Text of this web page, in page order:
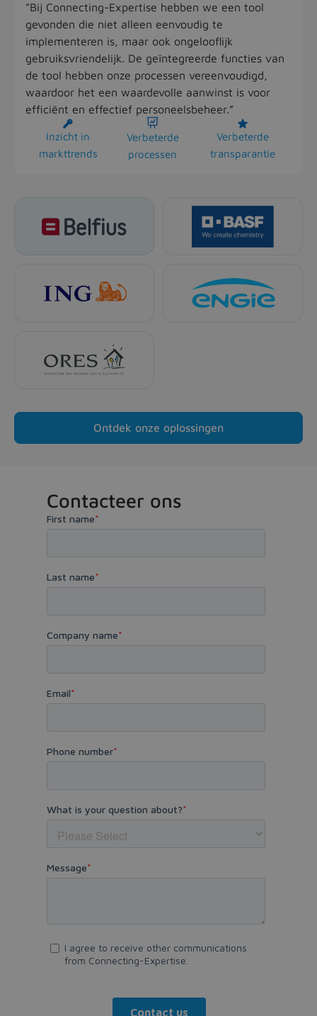
"Bij Connecting-Expertise hebben we een tool
gevonden die niet alleen eenvoudig te
implementeren is, maar ook ongelooflijk
gebruiksvriendelijk. De geïntegreerde functies van
de tool hebben onze processen vereenvoudigd,
waardoor het een waardevolle aanwinst is voor
efficiënt en effectief personeelsbeheer.”

Inzicht in
markttrends

Verbeterde
processen

Verbeterde
transparantie
Ontdek onze oplossingen
Contacteer ons